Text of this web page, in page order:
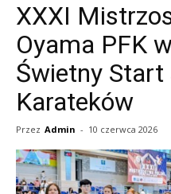
XXXI
Oyama PFK
Świetny Start
Karateków
Przez Admin - 10 czerwca 2026